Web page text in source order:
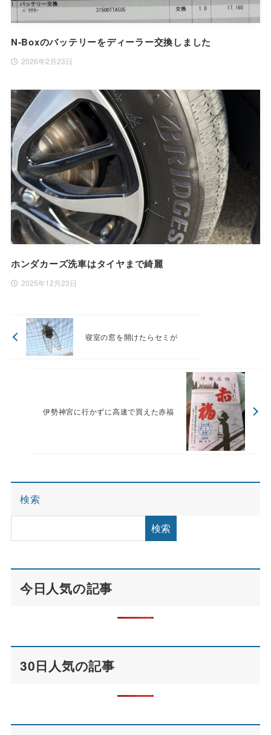
N-Boxのバッテリーをディーラー交換しました
2026年2月23日
ホンダカーズ洗車はタイヤまで綺麗
2025年12月23日
寝室の窓を開けたらセミが
伊勢神宮に行かずに高速で買えた赤福
検索
検索
今日人気の記事
30日人気の記事